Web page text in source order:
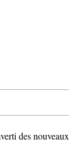
des nouveaux